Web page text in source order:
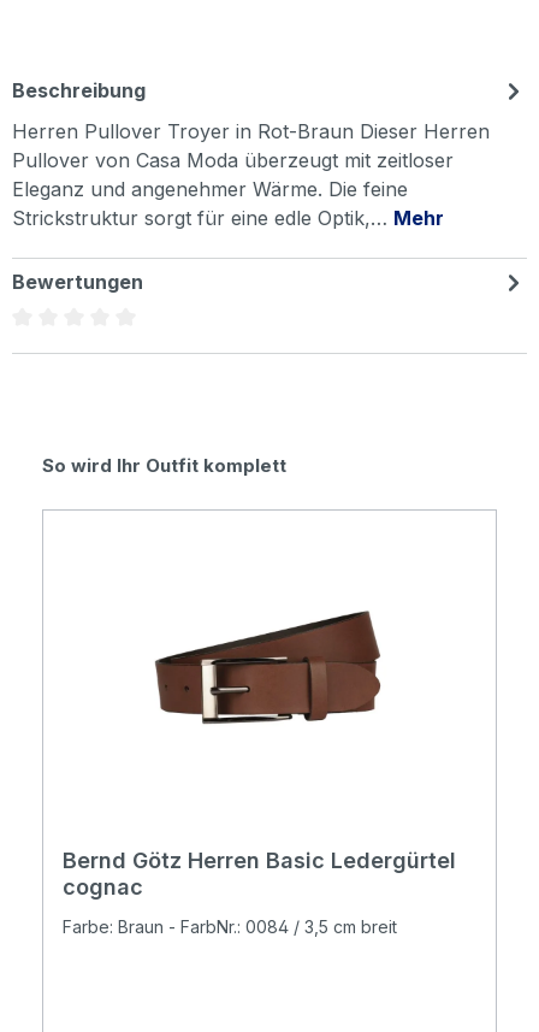
Beschreibung
Herren Pullover Troyer in Rot-Braun Dieser Herren
Pullover von Casa Moda überzeugt mit zeitloser
Eleganz und angenehmer Wärme. Die feine
Strickstruktur sorgt für eine edle Optik,… Mehr
Bewertungen
Produktgalerie überspringen
So wird Ihr Outfit komplett
Bernd Götz Herren Basic Ledergürtel
cognac
Farbe: Braun - FarbNr.: 0084 / 3,5 cm breit